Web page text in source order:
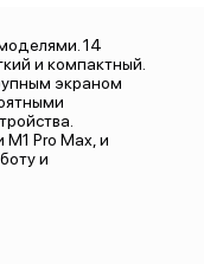
14
и компактный.
экраном
Pro Max, и
и